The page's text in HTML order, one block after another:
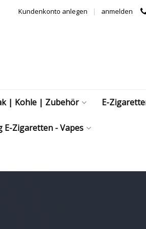
anmelden
|
Kundenkonto anlegen
| Kohle | Zubehör E-
E-Zigaretten - Vapes